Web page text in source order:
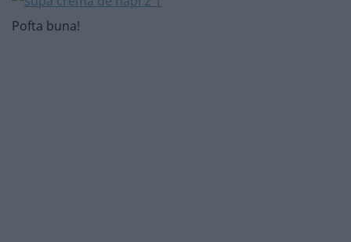
Pofta buna!